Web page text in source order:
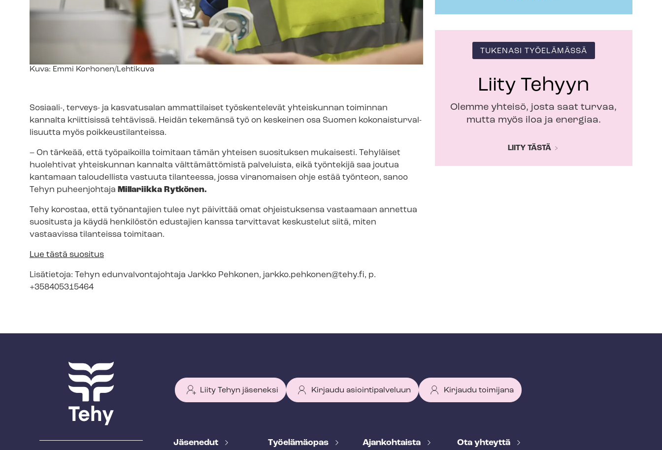
Kuvateksti
Kuva: Emmi Korhonen/Lehtikuva
Sosiaali-, terveys- ja kasvatusalan ammattilaiset työskentelevät yhteiskunnan toiminnan
kannalta kriittisissä tehtävissä. Heidän tekemänsä työ on keskeinen osa Suomen ko­ko­nais­tur­val­
li­suut­ta myös poik­keus­ti­lan­teis­sa.
– On tärkeää, että työpaikoilla toimitaan tämän yhteisen suosituksen mukaisesti. Tehyläiset
huolehtivat yhteiskunnan kannalta välttämättömistä palveluista, eikä työntekijä saa joutua
kantamaan taloudellista vastuuta tilanteessa, jossa viranomaisen ohje estää työnteon, sanoo
Tehyn puheenjohtaja Millariikka Rytkönen.
Tehy korostaa, että työnantajien tulee nyt päivittää omat ohjeistuksensa vastaamaan annettua
suositusta ja käydä henkilöstön edustajien kanssa tarvittavat keskustelut siitä, miten
vastaavissa tilanteissa toimitaan.
Lue tästä suositus
Lisätietoja: Tehyn edun­val­von­ta­joh­ta­ja Jarkko Pehkonen, jarkko.pehkonen@tehy.fi, p.
+358405315464
TUKENASI TYÖELÄMÄSSÄ
Liity Tehyyn
Olemme yhteisö, josta saat turvaa,
mutta myös iloa ja energiaa.
LIITY TÄSTÄ
Liity Tehyn jäseneksi Kirjaudu asiointipalveluun Kirjaudu toimijana
T
Jäsenedut Työelämäopas Ajankohtaista Ota yhteyttä